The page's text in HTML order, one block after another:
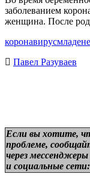
заболеванием
женщина. После
коронавирус
Павел Разуваев
Если вы хотите,
проблеме,
через
и социальные сети: